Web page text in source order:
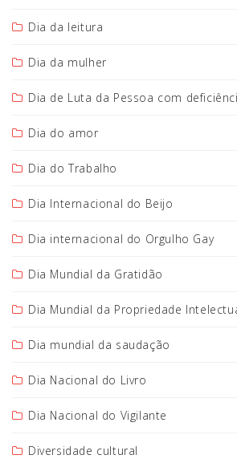
Dia da leitura
Dia da mulher
Dia de Luta da Pessoa com
Dia do amor
Dia do Trabalho
Dia Internacional do Beijo
Dia internacional do Orgulho Gay
Dia Mundial da Gratidão
Dia Mundial da Propriedade
Dia mundial da saudação
Dia Nacional do Livro
Dia Nacional do Vigilante
Diversidade cultural